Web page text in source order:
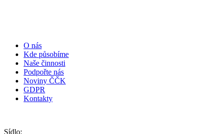
O nás
Kde působíme
Naše činnosti
Podpořte nás
Noviny ČČK
GDPR
Kontakty
Sídlo: